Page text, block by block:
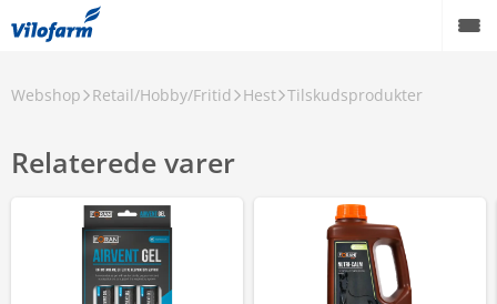
Webshop Retail/Hobby/Fritid Hest Tilskudsprodukter
Relaterede varer